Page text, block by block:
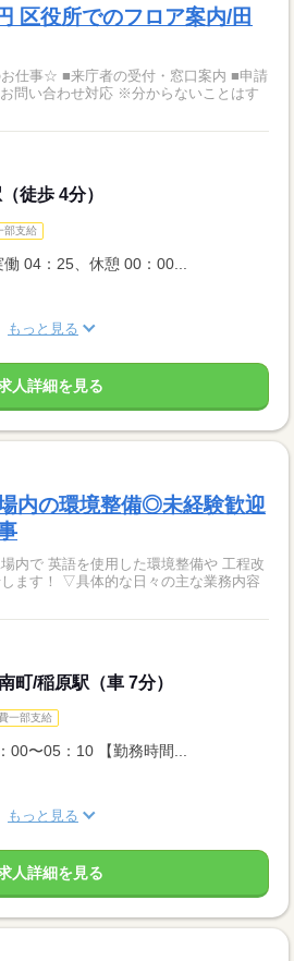
区役所でのフロア案内/田
事☆ ■来庁者の受付・窓口案内 ■申請
徒歩 4分）
部支給
04：25、休憩 00：00...
もっと見る
人詳細を見る
内の環境整備◎未経験歓迎
内で 英語を使用した環境整備や 工程改
主な業務内容
町/稲原駅（車 7分）
一部支給
00〜05：10 【勤務時間...
もっと見る
人詳細を見る